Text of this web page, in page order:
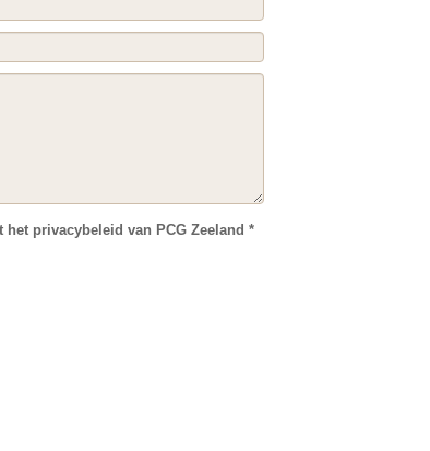
privacybeleid van PCG Zeeland *